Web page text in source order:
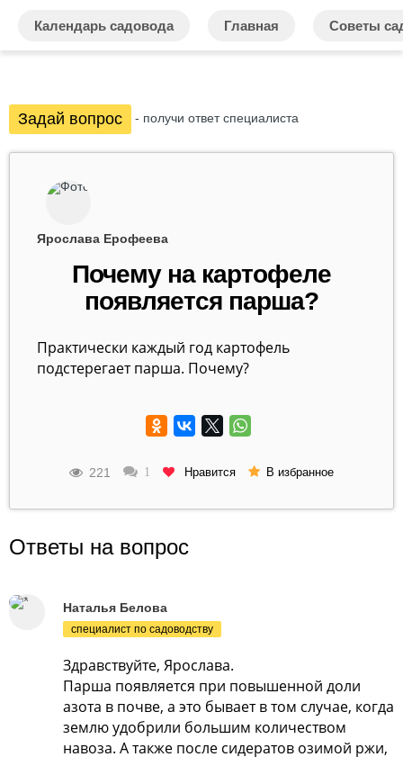
Календарь садовода Главная Советы
Задай вопрос - получи ответ специалиста
Ярослава Ерофеева
Почему на картофеле
появляется парша?
Практически каждый год картофель
подстерегает парша. Почему?
221 1 Нравится В избранное
Ответы на вопрос
Наталья Белова
специалист по садоводству
Здравствуйте, Ярослава.
Парша появляется при повышенной доли
азота в почве, а это бывает в том случае, когда
землю удобрили большим количеством
навоза. А также после сидератов озимой ржи,